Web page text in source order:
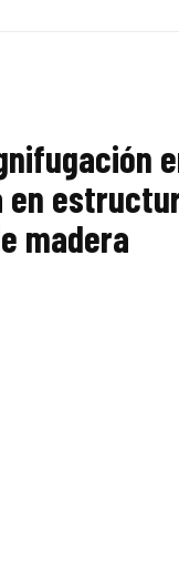
en
madera